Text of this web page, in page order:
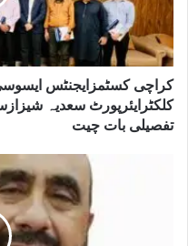
کراچی کسٹمزایجنٹس
کلکٹرایئرپورٹ سعدیہ
تفصیلی بات چیت